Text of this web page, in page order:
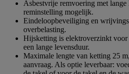
Asbestvrije remvoering met
reminstelling mogelijk.
Eindeloopbeveiliging en
overbelasting.
Hijsketting is elektroverzinkt
een lange levensduur.
Maximale lengte van ketting 25
aanvraag. Als optie leverbaar: